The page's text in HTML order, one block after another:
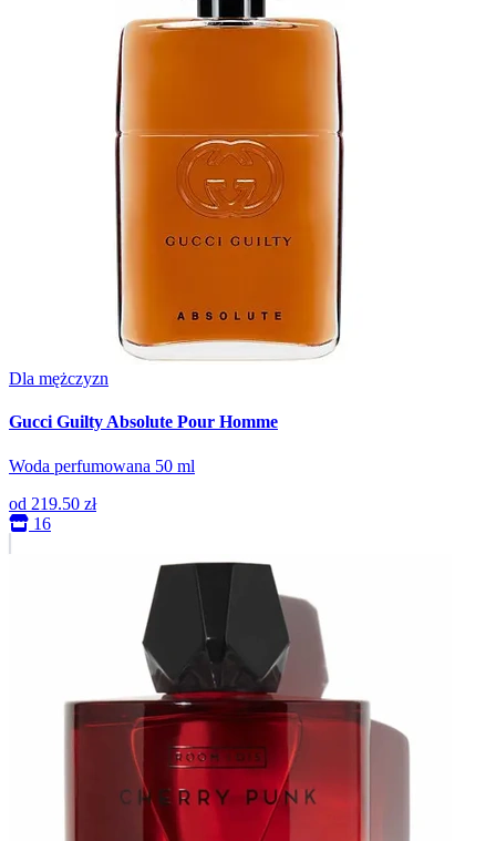
Dla mężczyzn
Gucci Guilty Absolute Pour Homme
Woda perfumowana 50 ml
od 219.50 zł
16